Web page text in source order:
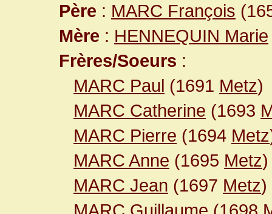
Père : MARC François
Mère : HENNEQUIN Marie
Frères/Soeurs :
MARC Paul (1691 Metz)
MARC Catherine (1693
MARC Pierre (1694 Metz
MARC Anne (1695 Metz)
MARC Jean (1697 Metz)